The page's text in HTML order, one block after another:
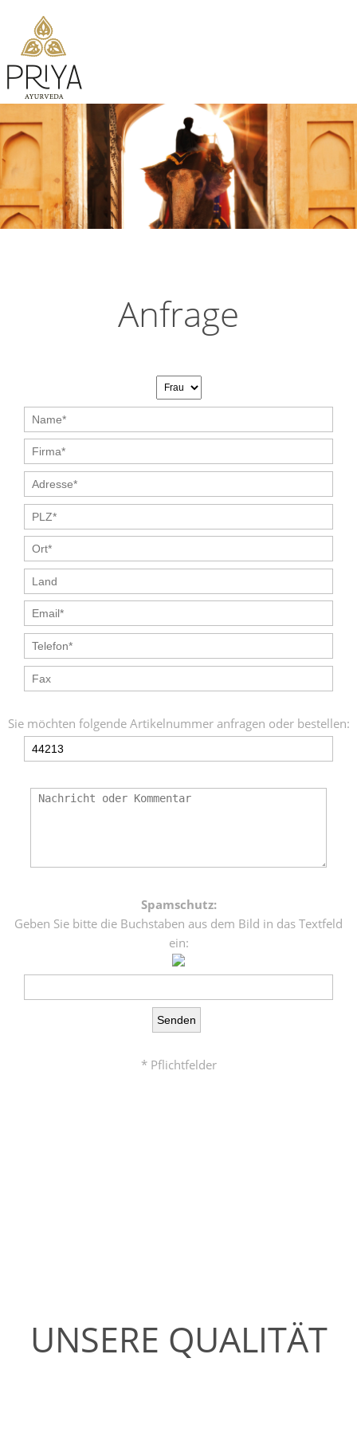
Anfrage
Sie möchten folgende Artikelnummer anfragen oder bestellen:
Spamschutz:
Geben Sie bitte die Buchstaben aus dem Bild in das Textfeld
ein:
* Pflichtfelder
UNSERE QUALITÄT